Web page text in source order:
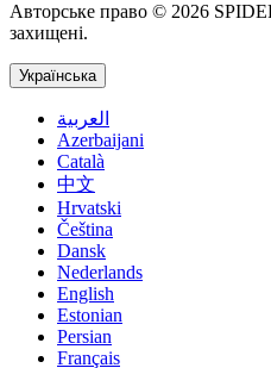
Авторське право © 2026
захищені.
Українська
العربية
Azerbaijani
Català
中文
Hrvatski
Čeština
Dansk
Nederlands
English
Estonian
Persian
Français